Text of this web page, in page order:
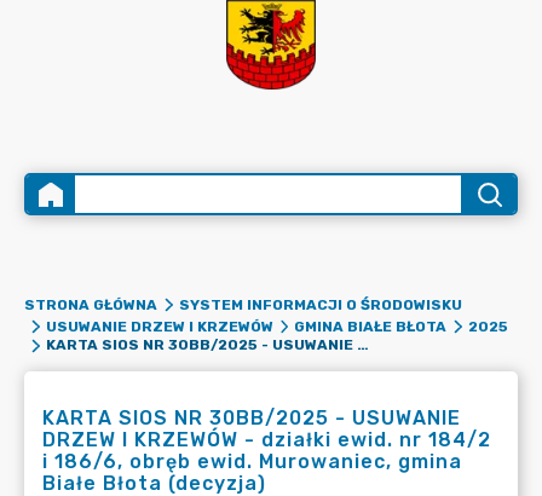
STRONA GŁÓWNA
SYSTEM INFORMACJI O ŚRODOWISKU
USUWANIE DRZEW I KRZEWÓW
GMINA BIAŁE BŁOTA
2025
KARTA SIOS NR 30BB/2025 - USUWANIE DRZEW I KRZEWÓW - DZIAŁKI EWID. NR 184/2 I 186/6, OBRĘB EWID. MUROWANIEC, GMINA BIAŁE BŁOTA (DECYZJA)
KARTA SIOS NR 30BB/2025 - USUWANIE
DRZEW I KRZEWÓW - działki ewid. nr 184/2
i 186/6, obręb ewid. Murowaniec, gmina
Białe Błota (decyzja)